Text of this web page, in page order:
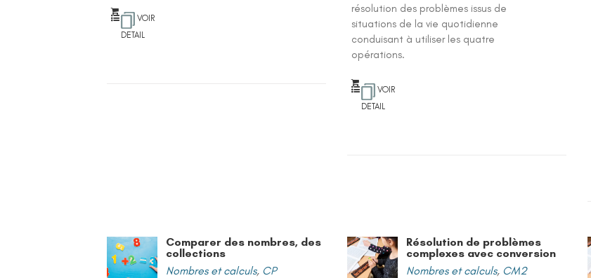
VOIR
DETAIL
résolution des problèmes issus de
situations de la vie quotidienne
conduisant à utiliser les quatre
opérations.
VOIR
DETAIL
Comparer des nombres, des
collections
Nombres et calculs, CP
Résolution de problèmes
complexes avec conversion
Nombres et calculs, CM2